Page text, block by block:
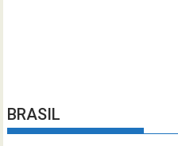
BRASIL